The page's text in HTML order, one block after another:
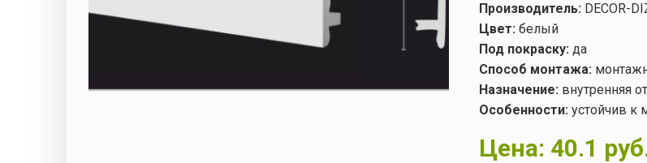
Производитель:DECOR-
Цвет:белый
Под покраску:да
Способ монтажа:
Назначение:внутренняя
Особенности:устойчив к
Цена: 40.1